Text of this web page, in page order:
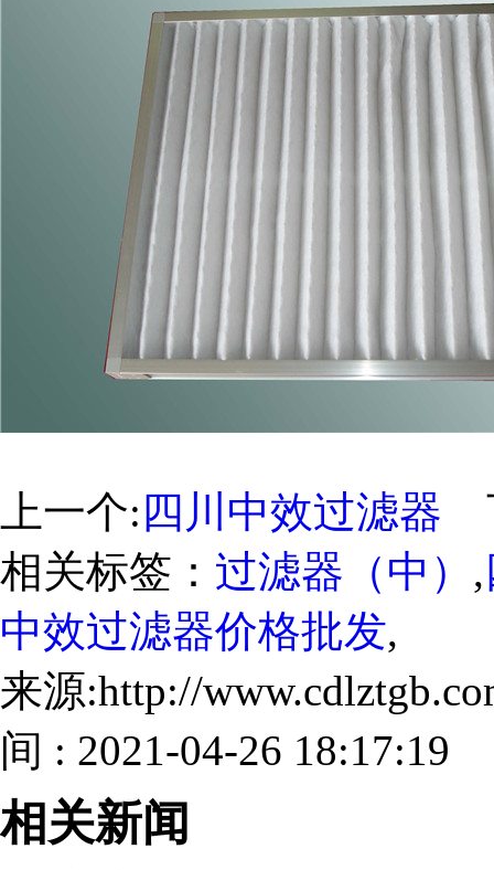
上一个:四川中效过滤器
相关标签： 过滤器（中） ,
中效过滤器价格批发,
来源:http://
间 : 2021-04-26 18:17:19
相关新闻